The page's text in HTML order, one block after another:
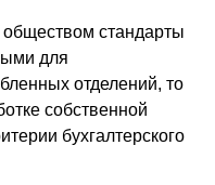
стандарты
для
отделений, то
собственной
бухгалтерского